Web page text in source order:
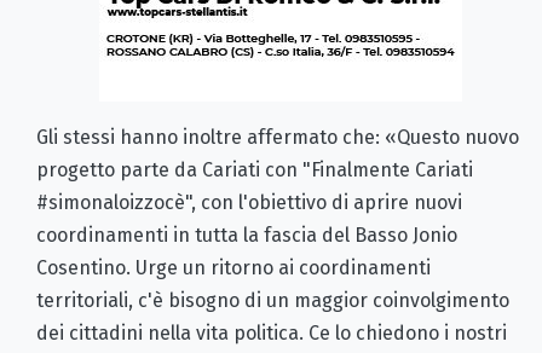
Gli stessi hanno inoltre affermato che: «Questo nuovo
progetto parte da Cariati con "Finalmente Cariati
#simonaloizzocè", con l'obiettivo di aprire nuovi
coordinamenti in tutta la fascia del Basso Jonio
Cosentino. Urge un ritorno ai coordinamenti
territoriali, c'è bisogno di un maggior coinvolgimento
dei cittadini nella vita politica. Ce lo chiedono i nostri